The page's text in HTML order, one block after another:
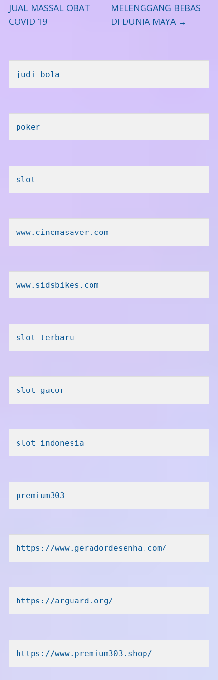
judi bola
poker
slot
www.cinemasaver.com
www.sidsbikes.com
slot terbaru
slot gacor
slot indonesia
premium303
https://www.geradordesenha.com/
https://arguard.org/
https://www.premium303.shop/
JUAL MASSAL OBAT
COVID 19
MELENGGANG BEBAS
DI DUNIA MAYA →